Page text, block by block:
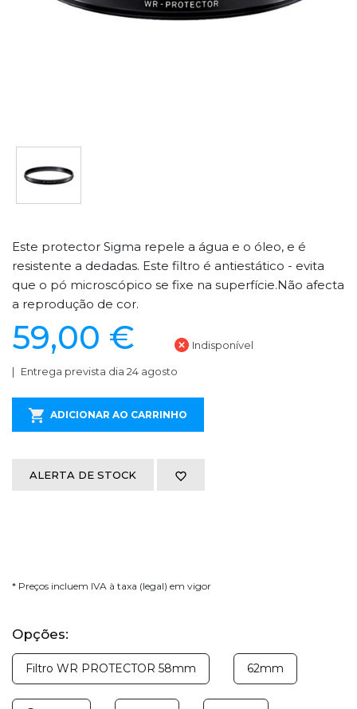
Este protector Sigma repele a água e o óleo, e é
resistente a dedadas. Este filtro é antiestático - evita
que o pó microscópico se fixe na superfície.Não afecta
a reprodução de cor.
59,00 € Indisponível
Entrega prevista dia 24 agosto
ADICIONAR AO CARRINHO
ALERTA DE STOCK
* Preços incluem IVA à taxa (legal) em vigor
Opções:
Filtro WR PROTECTOR 58mm 62mm